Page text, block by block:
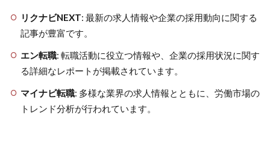
リクナビNEXT: 最新の求人情報や企業の採用動向に関する
記事が豊富です。
エン転職: 転職活動に役立つ情報や、企業の採用状況に関す
る詳細なレポートが掲載されています。
マイナビ転職: 多様な業界の求人情報とともに、労働市場の
トレンド分析が行われています。